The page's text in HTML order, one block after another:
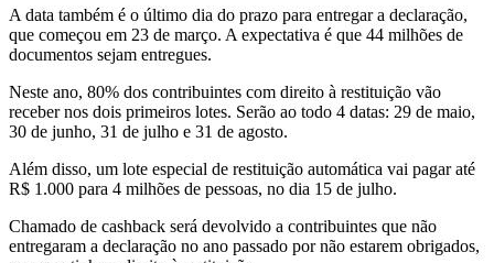
A data também é o último dia do prazo para entregar a declaração,
que começou em 23 de março. A expectativa é que 44 milhões de
documentos sejam entregues.
Neste ano, 80% dos contribuintes com direito à restituição vão
receber nos dois primeiros lotes. Serão ao todo 4 datas: 29 de maio,
30 de junho, 31 de julho e 31 de agosto.
Além disso, um lote especial de restituição automática vai pagar até
R$ 1.000 para 4 milhões de pessoas, no dia 15 de julho.
Chamado de cashback será devolvido a contribuintes que não
entregaram a declaração no ano passado por não estarem obrigados,